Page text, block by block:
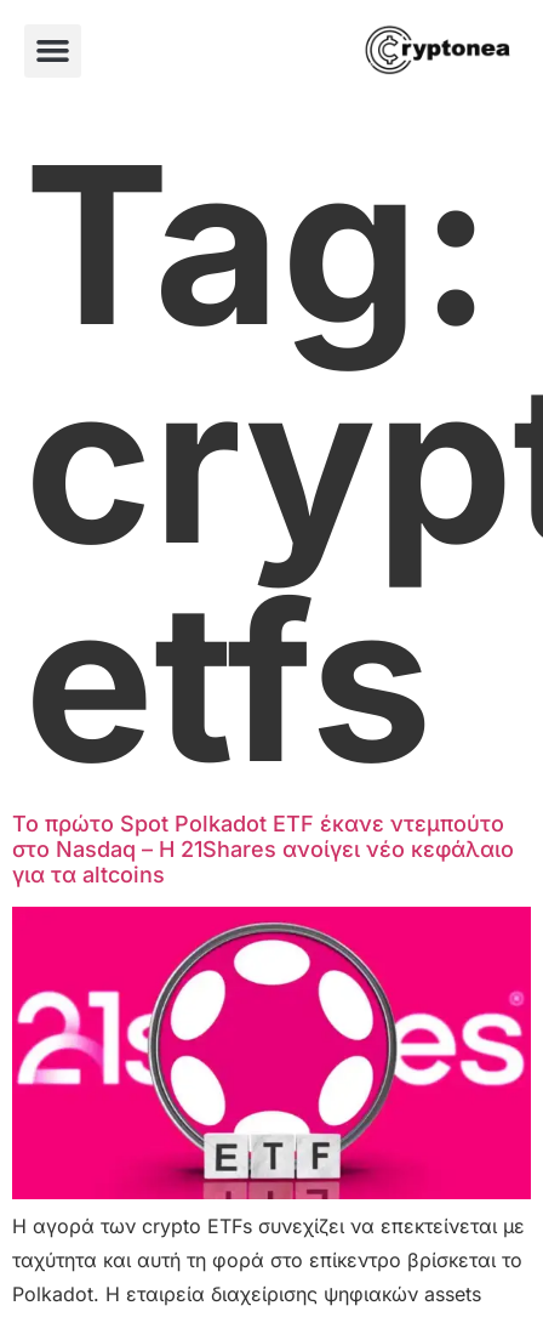
Tag:
etfs
Το πρώτο Spot Polkadot ETF έκανε ντεμπούτο
στο Nasdaq – Η 21Shares ανοίγει νέο κεφάλαιο
για τα altcoins
Η αγορά των crypto ETFs συνεχίζει να επεκτείνεται με
ταχύτητα και αυτή τη φορά στο επίκεντρο βρίσκεται το
Polkadot. Η εταιρεία διαχείρισης ψηφιακών assets